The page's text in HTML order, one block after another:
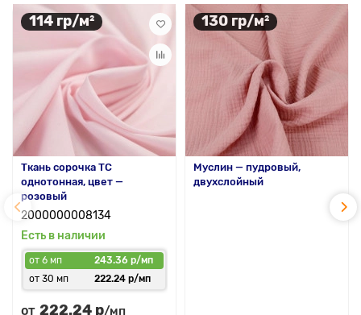
114 гр/м²
Ткань сорочка ТС
однотонная, цвет —
розовый
2000000008134
Есть в наличии
от 6 мп
243.36 р/мп
от 30 мп
222.24 р/мп
от 222.24 р/мп
130 гр/м²
Муслин — пудровый,
двухслойный